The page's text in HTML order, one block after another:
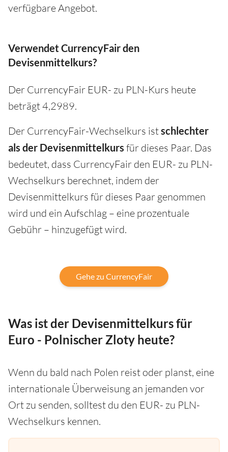
verfügbare Angebot.
Verwendet CurrencyFair den
Devisenmittelkurs?
Der CurrencyFair EUR- zu PLN-Kurs heute
beträgt 4,2989.
Der CurrencyFair-Wechselkurs istschlechter
als der Devisenmittelkurs für dieses Paar. Das
bedeutet, dass CurrencyFair den EUR- zu PLN-
Wechselkurs berechnet, indem der
Devisenmittelkurs für dieses Paar genommen
wird und ein Aufschlag – eine prozentuale
Gebühr – hinzugefügt wird.
Gehe zu CurrencyFair
Was ist der Devisenmittelkurs für
Euro - Polnischer Zloty heute?
Wenn du bald nach Polen reist oder planst, eine
internationale Überweisung an jemanden vor
Ort zu senden, solltest du den EUR- zu PLN-
Wechselkurs kennen.